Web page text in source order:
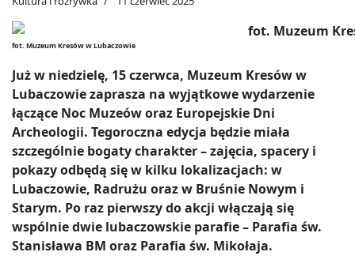
fot. Muzeum Kresów w Lubaczowie
Już w niedzielę, 15 czerwca, Muzeum Kresów w
Lubaczowie zaprasza na wyjątkowe wydarzenie
łączące Noc Muzeów oraz Europejskie Dni
Archeologii. Tegoroczna edycja będzie miała
szczególnie bogaty charakter – zajęcia, spacery i
pokazy odbędą się w kilku lokalizacjach: w
Lubaczowie, Radrużu oraz w Bruśnie Nowym i
Starym. Po raz pierwszy do akcji włączają się
wspólnie dwie lubaczowskie parafie – Parafia św.
Stanisława BM oraz Parafia św. Mikołaja.